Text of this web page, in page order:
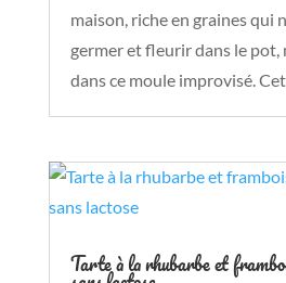
maison, riche en graines qui
germer et fleurir dans le pot,
dans ce moule improvisé.
Tarte à la rhubarbe et